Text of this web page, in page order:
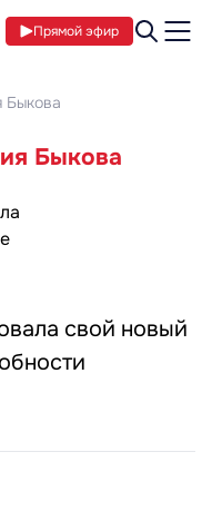
Прямой эфир
Быкова
Быкова
свой новый